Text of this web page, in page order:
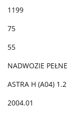
1199
75
55
NADWOZIE PEŁNE
ASTRA H (A04)
2004.01